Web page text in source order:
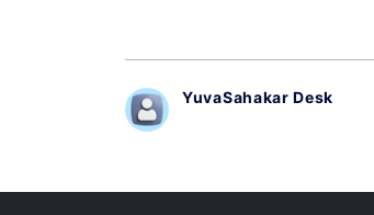
YuvaSahakar Desk